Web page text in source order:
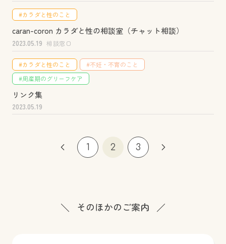
#カラダと性のこと
caran-coron カラダと性の相談室（チャット相談）
2023.05.19 相談窓口
#カラダと性のこと
#不妊・不育のこと
#周産期のグリーフケア
リンク集
2023.05.19
1 2 3
そのほかのご案内